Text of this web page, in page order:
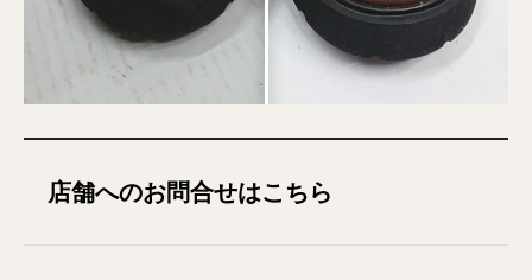
店舗へのお問合せはこちら